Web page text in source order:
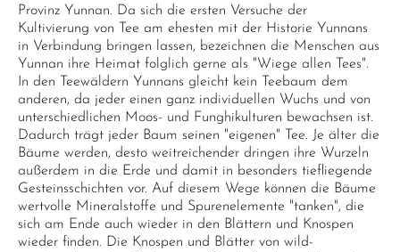
Provinz Yunnan. Da sich die ersten Versuche der
Kultivierung von Tee am ehesten mit der Historie Yunnans
in Verbindung bringen lassen, bezeichnen die Menschen aus
Yunnan ihre Heimat folglich gerne als "Wiege allen Tees".
In den Teewäldern Yunnans gleicht kein Teebaum dem
anderen, da jeder einen ganz individuellen Wuchs und von
unterschiedlichen Moos- und Funghikulturen bewachsen ist.
Dadurch trägt jeder Baum seinen "eigenen" Tee. Je älter die
Bäume werden, desto weitreichender dringen ihre Wurzeln
außerdem in die Erde und damit in besonders tiefliegende
Gesteinsschichten vor. Auf diesem Wege können die Bäume
wertvolle Mineralstoffe und Spurenelemente "tanken", die
sich am Ende auch wieder in den Blättern und Knospen
wieder finden. Die Knospen und Blätter von wild-